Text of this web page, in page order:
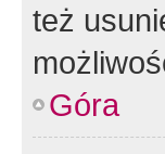
też
Góra